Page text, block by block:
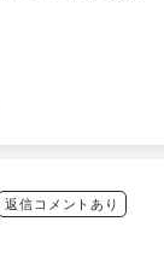
返信コメントあり